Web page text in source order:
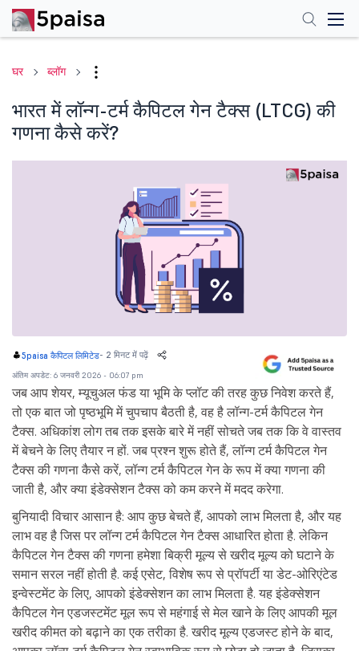
घर ब्लॉग
भारत में लॉन्ग-टर्म कैपिटल गेन टैक्स (LTCG) की
गणना कैसे करें?
5paisa कैपिटल लिमिटेड- 2 मिनट में पढ़ें
अंतिम अपडेट: 6 जनवरी 2026 - 06:07 pm
जब आप शेयर, म्यूचुअल फंड या भूमि के प्लॉट की तरह कुछ निवेश करते हैं,
तो एक बात जो पृष्ठभूमि में चुपचाप बैठती है, वह है लॉन्ग-टर्म कैपिटल गेन
टैक्स. अधिकांश लोग तब तक इसके बारे में नहीं सोचते जब तक कि वे वास्तव
में बेचने के लिए तैयार न हों. जब प्रश्न शुरू होते हैं, लॉन्ग टर्म कैपिटल गेन
टैक्स की गणना कैसे करें, लॉन्ग टर्म कैपिटल गेन के रूप में क्या गणना की
जाती है, और क्या इंडेक्सेशन टैक्स को कम करने में मदद करेगा.
बुनियादी विचार आसान है: आप कुछ बेचते हैं, आपको लाभ मिलता है, और यह
लाभ वह है जिस पर लॉन्ग टर्म कैपिटल गेन टैक्स आधारित होता है. लेकिन
कैपिटल गेन टैक्स की गणना हमेशा बिक्री मूल्य से खरीद मूल्य को घटाने के
समान सरल नहीं होती है. कई एसेट, विशेष रूप से प्रॉपर्टी या डेट-ओरिएंटेड
इन्वेस्टमेंट के लिए, आपको इंडेक्सेशन का लाभ मिलता है. यह इंडेक्सेशन
कैपिटल गेन एडजस्टमेंट मूल रूप से महंगाई से मेल खाने के लिए आपकी मूल
खरीद कीमत को बढ़ाने का एक तरीका है. खरीद मूल्य एडजस्ट होने के बाद,